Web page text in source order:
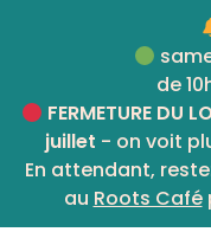
de
FERMETURE DU
juillet - on voit
En attendant,
au Roots Café